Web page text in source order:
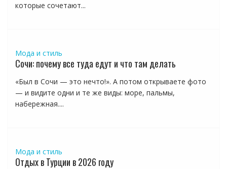
которые сочетают...
Мода и стиль
Сочи: почему все туда едут и что там делать
«Был в Сочи — это нечто!». А потом открываете фото
— и видите одни и те же виды: море, пальмы,
набережная....
Мода и стиль
Отдых в Турции в 2026 году